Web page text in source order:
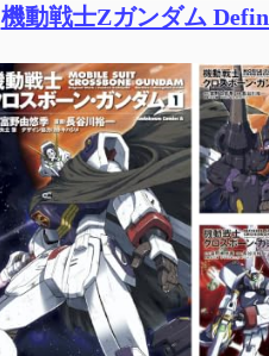
機動戦士Zガンダム